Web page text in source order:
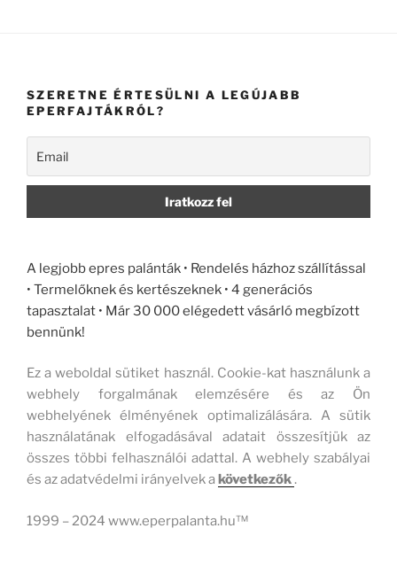
SZERETNE ÉRTESÜLNI A LEGÚJABB
EPERFAJTÁKRÓL?
A legjobb epres palánták • Rendelés házhoz szállítással
• Termelőknek és kertészeknek • 4 generációs
tapasztalat • Már 30 000 elégedett vásárló megbízott
bennünk!
Ez a weboldal sütiket használ. Cookie-kat használunk a
webhely forgalmának elemzésére és az Ön
webhelyének élményének optimalizálására. A sütik
használatának elfogadásával adatait összesítjük az
összes többi felhasználói adattal. A webhely szabályai
és az adatvédelmi irányelvek a következők.
1999 – 2024 www.eperpalanta.hu™